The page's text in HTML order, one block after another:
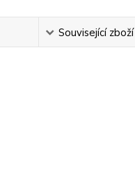
Související zboží